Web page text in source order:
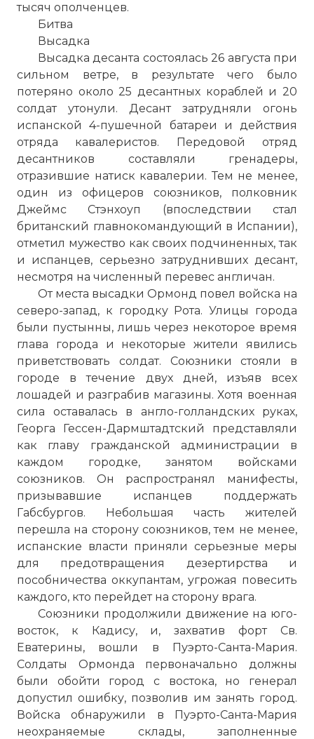
тысяч ополченцев.
Битва
Высадка
Высадка десанта состоялась 26 августа при
сильном ветре, в результате чего было
потеряно около 25 десантных кораблей и 20
солдат утонули. Десант затрудняли огонь
испанской 4-пушечной батареи и действия
отряда кавалеристов. Передовой отряд
десантников составляли гренадеры,
отразившие натиск кавалерии. Тем не менее,
один из офицеров союзников, полковник
Джеймс Стэнхоуп (впоследствии стал
британский главнокомандующий в Испании),
отметил мужество как своих подчиненных, так
и испанцев, серьезно затруднивших десант,
несмотря на численный перевес англичан.
От места высадки Ормонд повел войска на
северо-запад, к городку Рота. Улицы города
были пустынны, лишь через некоторое время
глава города и некоторые жители явились
приветствовать солдат. Союзники стояли в
городе в течение двух дней, изъяв всех
лошадей и разграбив магазины. Хотя военная
сила оставалась в англо-голландских руках,
Георга Гессен-Дармштадтский представляли
как главу гражданской администрации в
каждом городке, занятом войсками
союзников. Он распространял манифесты,
призывавшие испанцев поддержать
Габсбургов. Небольшая часть жителей
перешла на сторону союзников, тем не менее,
испанские власти приняли серьезные меры
для предотвращения дезертирства и
пособничества оккупантам, угрожая повесить
каждого, кто перейдет на сторону врага.
Союзники продолжили движение на юго-
восток, к Кадису, и, захватив форт Св.
Еватерины, вошли в Пуэрто-Санта-Мария.
Солдаты Ормонда первоначально должны
были обойти город с востока, но генерал
допустил ошибку, позволив им занять город.
Войска обнаружили в Пуэрто-Санта-Мария
неохраняемые склады, заполненные